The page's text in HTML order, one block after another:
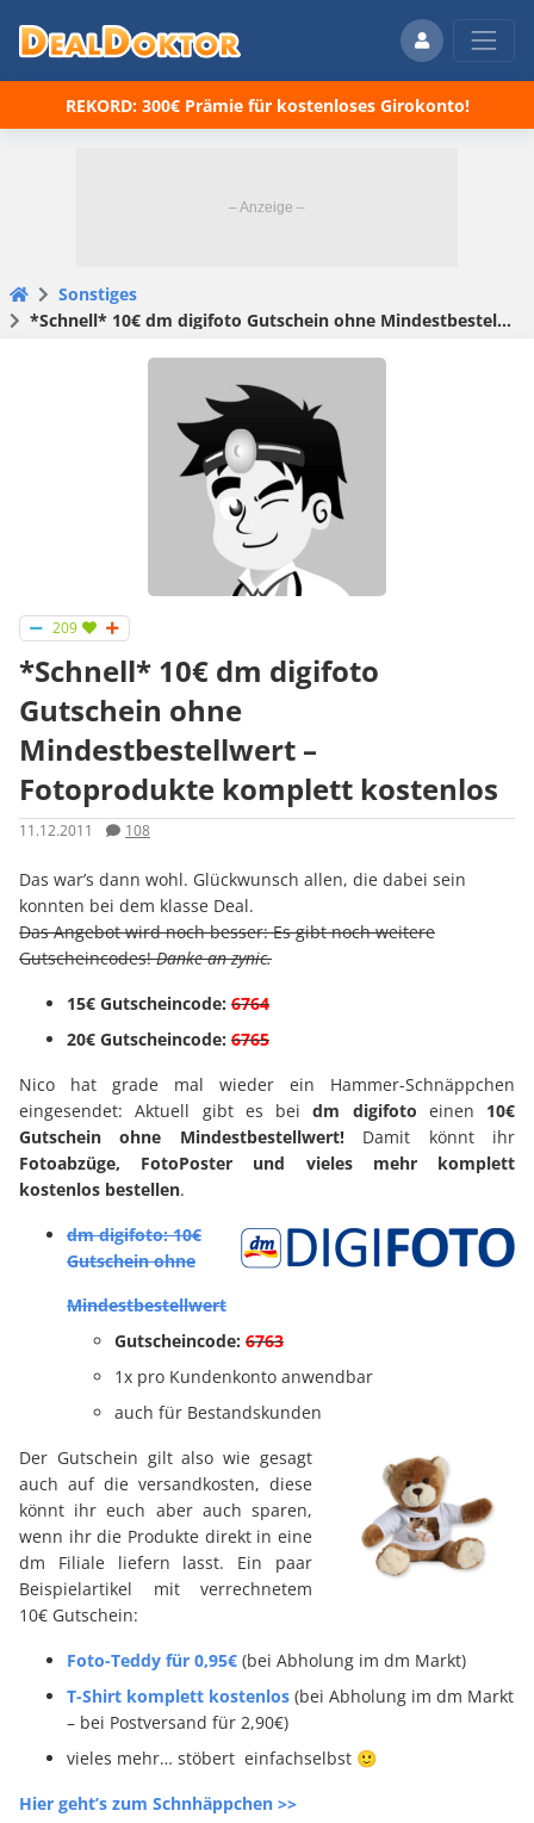
REKORD: 300€ Prämie für kostenloses Girokonto!
Sonstiges
*Schnell* 10€ dm digifoto Gutschein ohne Mindestbestellwert – Fotoprodukte komplett kostenlos
209
*Schnell* 10€ dm digifoto
Gutschein ohne
Mindestbestellwert –
Fotoprodukte komplett kostenlos
11.12.2011 108
Das war’s dann wohl. Glückwunsch allen, die dabei sein
konnten bei dem klasse Deal.
Das Angebot wird noch besser: Es gibt noch weitere
Gutscheincodes!Danke an zynic.
15€ Gutscheincode: 6764
20€ Gutscheincode: 6765
Nico hat grade mal wieder ein Hammer-Schnäppchen
eingesendet: Aktuell gibt es beidm digifoto einen 10€
Gutschein ohne Mindestbestellwert!Damit könnt ihr
Fotoabzüge, FotoPoster und vieles mehr komplett
kostenlos bestellen.
dm digifoto: 10€
Gutschein ohne
Mindestbestellwert
Gutscheincode: 6763
1x pro Kundenkonto anwendbar
auch für Bestandskunden
Der Gutschein gilt also wie gesagt
auch auf die versandkosten, diese
könnt ihr euch aber auch sparen,
wenn ihr die Produkte direkt in eine
dm Filiale liefern lasst. Ein paar
Beispielartikel mit verrechnetem
10€ Gutschein:
Foto-Teddy für 0,95€ (bei Abholung im dm Markt)
T-Shirt komplett kostenlos (bei Abholung im dm Markt
– bei Postversand für 2,90€)
vieles mehr… stöbert einfachselbst 🙂
Hier geht’s zum Schnhäppchen >>